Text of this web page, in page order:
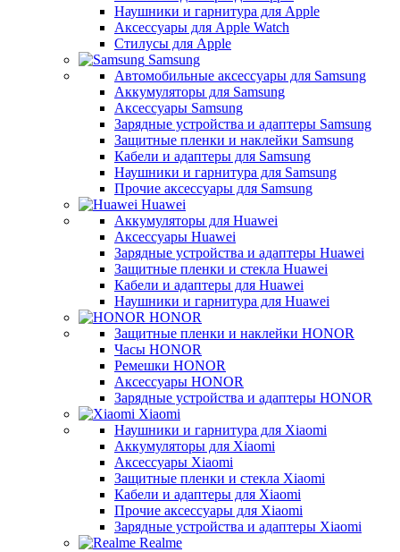
Наушники и гарнитура для Apple
Аксессуары для Apple Watch
Стилусы для Apple
Samsung
Автомобильные аксессуары для Samsung
Аккумуляторы для Samsung
Аксессуары Samsung
Зарядные устройства и адаптеры Samsung
Защитные пленки и наклейки Samsung
Кабели и адаптеры для Samsung
Наушники и гарнитура для Samsung
Прочие аксессуары для Samsung
Huawei
Аккумуляторы для Huawei
Аксессуары Huawei
Зарядные устройства и адаптеры Huawei
Защитные пленки и стекла Huawei
Кабели и адаптеры для Huawei
Наушники и гарнитура для Huawei
HONOR
Защитные пленки и наклейки HONOR
Часы HONOR
Ремешки HONOR
Аксессуары HONOR
Зарядные устройства и адаптеры HONOR
Xiaomi
Наушники и гарнитура для Xiaomi
Аккумуляторы для Xiaomi
Аксессуары Xiaomi
Защитные пленки и стекла Xiaomi
Кабели и адаптеры для Xiaomi
Прочие аксессуары для Xiaomi
Зарядные устройства и адаптеры Xiaomi
Realme